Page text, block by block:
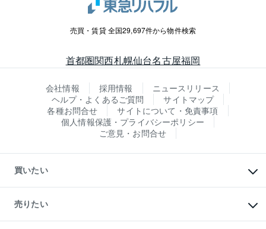
売買・賃貸 全国29,697件から物件検索
首都圏関西札幌仙台名古屋福岡
会社情報 採用情報
ニュースリリース
ヘルプ・よくあるご質問
サイトマップ
各種お問合せ
サイトについて・免責事項
個人情報保護・プライバシーポリシー
ご意見・お問合せ
買いたい
新築・分譲マンションの購入
中古マンションの購入
一戸建ての購入
売りたい